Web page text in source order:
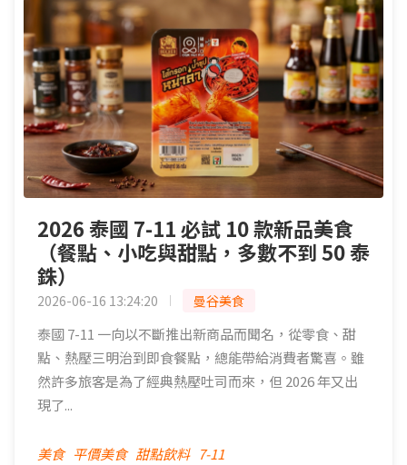
2026 泰國 7-11 必試 10 款新品美食
（餐點、小吃與甜點，多數不到 50 泰
銖）
2026-06-16 13:24:20 曼谷美食
泰國 7-11 一向以不斷推出新商品而聞名，從零食、甜
點、熱壓三明治到即食餐點，總能帶給消費者驚喜。雖
然許多旅客是為了經典熱壓吐司而來，但 2026 年又出
現了...
美食 平價美食 甜點飲料 7-11